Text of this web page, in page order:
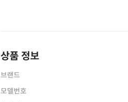
상품 정보
브랜드
모델번호